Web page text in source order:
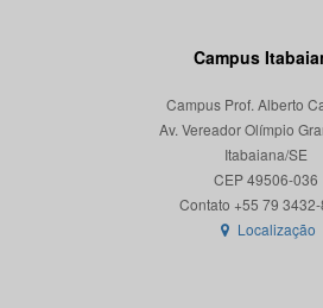
Campus
Campus Prof. Alberto
Av. Vereador Olímpio
Itabaiana/SE
CEP 49506-036
Localização